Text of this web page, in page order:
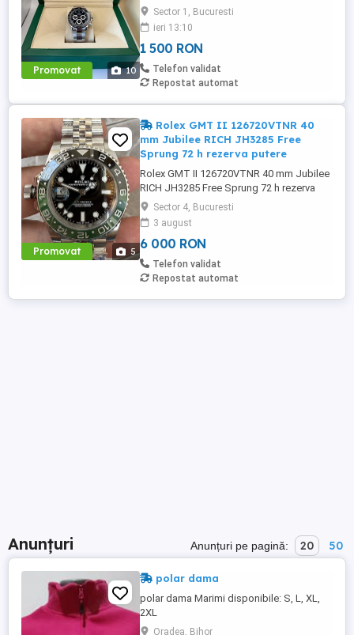
Promovat 10
safir rezistent la zgarieturi Semnul Rolex
gravat pe geam la ora 6 Brățară Oyster cu
clasp Glidelock Bezel ceramic negru
(Cerachrom) cu marcaje albe Calitatea
premium, a nu se confunda cu majoritatea
care se gasesc pe piata la preturi ...
Sector 1, Bucuresti
ieri 13:10
1 500 RON
Telefon validat
Repostat automat
Promovat 5
Rolex GMT II 126720VTNR 40
mm Jubilee RICH JH3285 Free
Sprung 72 h rezerva putere
Rolex GMT II 126720VTNR 40 mm Jubilee
RICH JH3285 Free Sprung 72 h rezerva
putere Mecanism Superclone RICH
Factory V2 Sprite 126720VTNR JH3285 cu
arc liber JH3285 MECANISM: Mecanism
automat GMT Asia JingHe Super Clone
JH3285 cu punți decorate și rotor cu
așezare corectă a acelor (acul orei
reglabil) DIAMETRU ...
Sector 4, Bucuresti
3 august
6 000 RON
Telefon validat
Repostat automat
Anunțuri Anunțuri pe pagină: 20 50
polar dama
polar dama Marimi disponibile: S, L, XL,
2XL
Oradea, Bihor